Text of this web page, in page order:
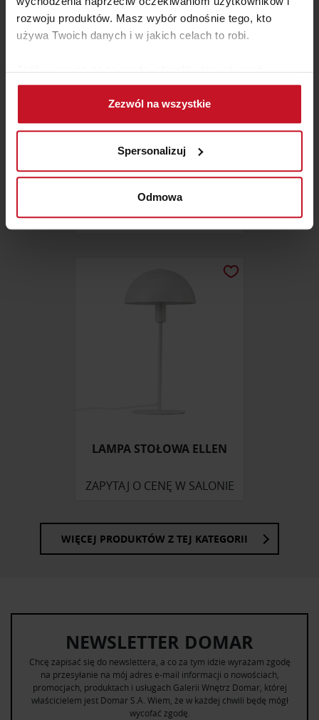
rozwoju produktów. Masz wybór odnośnie tego, kto
używa Twoich danych i w jakich celach to robi.
Jeśli wyrazisz na to zgodę, chcielibyśmy również:
Gromadzić dane dotyczące Twojej lokalizacji
geograficznej z dokładnością nawet do kilku metrów
Identyfikować Twoje urządzenie, aktywnie
(fingerprinting, czyli wirtualny odcisk palca)
Dowiedz się więcej odnośnie tego, jak Twoje osobiste
dane są przetwarzane oraz ustaw własne preferencje w
zmienić lub wycofać swoją zgodę w dowolnej chwili.
Wykorzystujemy pliki cookie do spersonalizowania treści
i reklam, aby oferować funkcje społecznościowe i
Zezwól na wszystkie
Spersonalizuj
Odmowa
KINKIET ROKKE
ZAPYTAJ O CENĘ W SALONIE
LAMPA STOŁOWA ELLEN
ZAPYTAJ O CENĘ W SALONIE
WIĘCEJ PRODUKTÓW Z TEJ KATEGORII
NEWSLETTER DOMAR
Chcę zapisać się do newslettera, a co za tym idzie wyrażam zgodę
na przesyłanie na mój adres e-mail informacji o nowościach,
promocjach, produktach i usługach Galerii Wnętrz Domar, której
właścicielem jest Domar S.A. Wiem, że w każdej chwili będę mógł
wycofać zgodę.